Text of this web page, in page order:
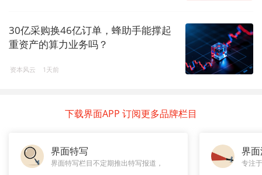
30亿采购换46亿订单，蜂助手能撑起
重资产的算力业务吗？
资本风云 1天前
下载界面APP 订阅更多品牌栏目
界面特写
界面特写栏目不定期推出特写报道，
界
专注